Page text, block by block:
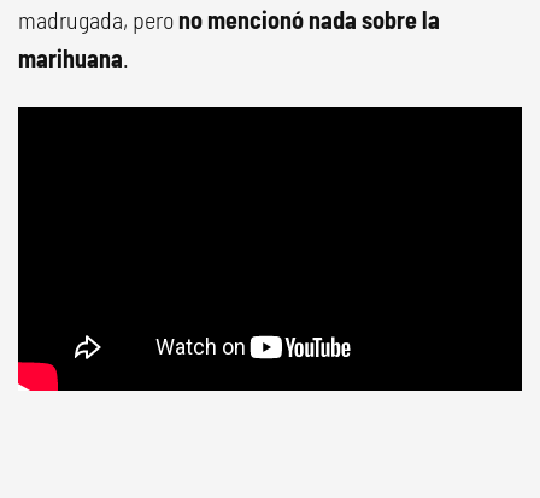
madrugada, pero no mencionó nada sobre la
marihuana.